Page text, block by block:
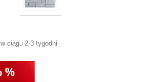
ciągu 2-3 tygodni